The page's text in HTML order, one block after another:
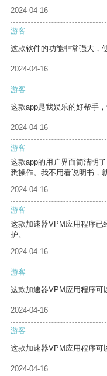
2024-04-16
游客
这款软件的功能非常强大，
2024-04-16
游客
这款app是我娱乐的好帮手
2024-04-16
游客
这款app的用户界面简洁明
悉操作。我不用看说明书，
2024-04-16
游客
这款加速器VPM应用程序已
护。
2024-04-16
游客
这款加速器VPM应用程序可
2024-04-16
游客
这款加速器VPM应用程序可
2024-04-16